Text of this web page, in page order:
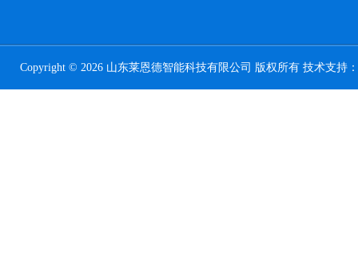
Copyright © 2026 山东莱恩德智能科技有限公司 版权所有 技术支持：